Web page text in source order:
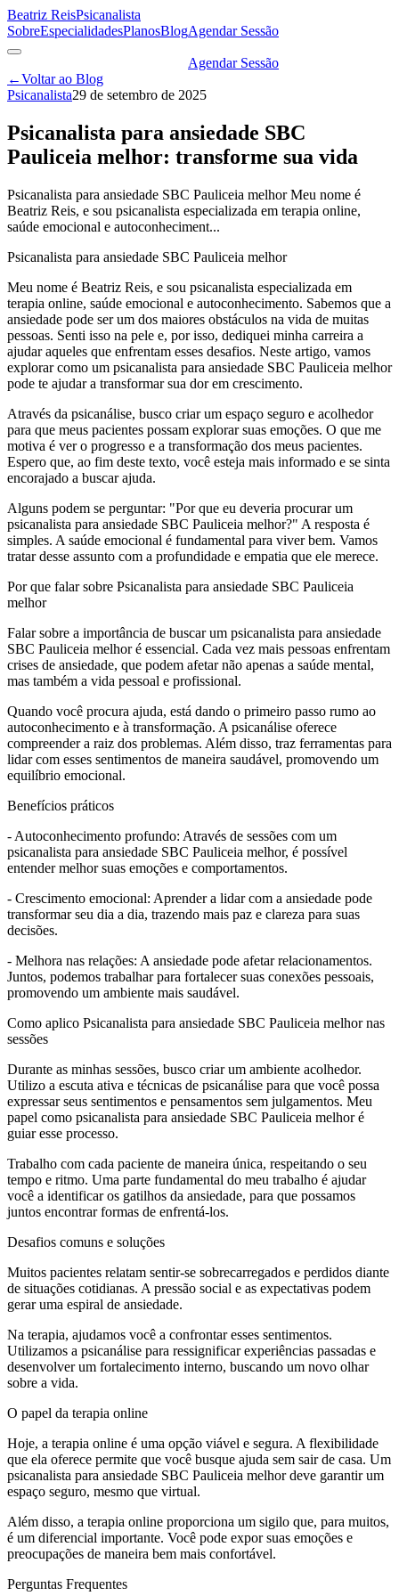
Beatriz ReisPsicanalista
SobreEspecialidadesPlanosBlogAgendar Sessão
Agendar Sessão
←Voltar ao Blog
Psicanalista29 de setembro de 2025
Psicanalista para ansiedade SBC
Pauliceia melhor: transforme sua vida
Psicanalista para ansiedade SBC Pauliceia melhor Meu nome é
Beatriz Reis, e sou psicanalista especializada em terapia online,
saúde emocional e autoconheciment...
Psicanalista para ansiedade SBC Pauliceia melhor
Meu nome é Beatriz Reis, e sou psicanalista especializada em
terapia online, saúde emocional e autoconhecimento. Sabemos que a
ansiedade pode ser um dos maiores obstáculos na vida de muitas
pessoas. Senti isso na pele e, por isso, dediquei minha carreira a
ajudar aqueles que enfrentam esses desafios. Neste artigo, vamos
explorar como um psicanalista para ansiedade SBC Pauliceia melhor
pode te ajudar a transformar sua dor em crescimento.
Através da psicanálise, busco criar um espaço seguro e acolhedor
para que meus pacientes possam explorar suas emoções. O que me
motiva é ver o progresso e a transformação dos meus pacientes.
Espero que, ao fim deste texto, você esteja mais informado e se sinta
encorajado a buscar ajuda.
Alguns podem se perguntar: "Por que eu deveria procurar um
psicanalista para ansiedade SBC Pauliceia melhor?" A resposta é
simples. A saúde emocional é fundamental para viver bem. Vamos
tratar desse assunto com a profundidade e empatia que ele merece.
Por que falar sobre Psicanalista para ansiedade SBC Pauliceia
melhor
Falar sobre a importância de buscar um psicanalista para ansiedade
SBC Pauliceia melhor é essencial. Cada vez mais pessoas enfrentam
crises de ansiedade, que podem afetar não apenas a saúde mental,
mas também a vida pessoal e profissional.
Quando você procura ajuda, está dando o primeiro passo rumo ao
autoconhecimento e à transformação. A psicanálise oferece
compreender a raiz dos problemas. Além disso, traz ferramentas para
lidar com esses sentimentos de maneira saudável, promovendo um
equilíbrio emocional.
Benefícios práticos
- Autoconhecimento profundo: Através de sessões com um
psicanalista para ansiedade SBC Pauliceia melhor, é possível
entender melhor suas emoções e comportamentos.
- Crescimento emocional: Aprender a lidar com a ansiedade pode
transformar seu dia a dia, trazendo mais paz e clareza para suas
decisões.
- Melhora nas relações: A ansiedade pode afetar relacionamentos.
Juntos, podemos trabalhar para fortalecer suas conexões pessoais,
promovendo um ambiente mais saudável.
Como aplico Psicanalista para ansiedade SBC Pauliceia melhor nas
sessões
Durante as minhas sessões, busco criar um ambiente acolhedor.
Utilizo a escuta ativa e técnicas de psicanálise para que você possa
expressar seus sentimentos e pensamentos sem julgamentos. Meu
papel como psicanalista para ansiedade SBC Pauliceia melhor é
guiar esse processo.
Trabalho com cada paciente de maneira única, respeitando o seu
tempo e ritmo. Uma parte fundamental do meu trabalho é ajudar
você a identificar os gatilhos da ansiedade, para que possamos
juntos encontrar formas de enfrentá-los.
Desafios comuns e soluções
Muitos pacientes relatam sentir-se sobrecarregados e perdidos diante
de situações cotidianas. A pressão social e as expectativas podem
gerar uma espiral de ansiedade.
Na terapia, ajudamos você a confrontar esses sentimentos.
Utilizamos a psicanálise para ressignificar experiências passadas e
desenvolver um fortalecimento interno, buscando um novo olhar
sobre a vida.
O papel da terapia online
Hoje, a terapia online é uma opção viável e segura. A flexibilidade
que ela oferece permite que você busque ajuda sem sair de casa. Um
psicanalista para ansiedade SBC Pauliceia melhor deve garantir um
espaço seguro, mesmo que virtual.
Além disso, a terapia online proporciona um sigilo que, para muitos,
é um diferencial importante. Você pode expor suas emoções e
preocupações de maneira bem mais confortável.
Perguntas Frequentes